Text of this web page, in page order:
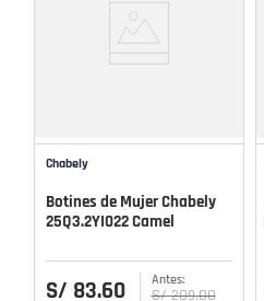
Chabely
Botines de Mujer Chabely
25Q3.2YI022 Camel
S/ 83.60 S/ 209.00